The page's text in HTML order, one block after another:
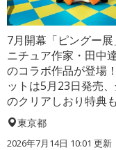
7月開幕「ピングー展
ニチュア作家・田中
のコラボ作品が登場
ットは5月23日発売
のクリアしおり特典も
東京都
2026年7月14日 10:01 更新